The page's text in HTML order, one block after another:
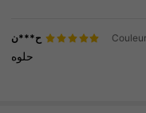
ح***ن
حلوه